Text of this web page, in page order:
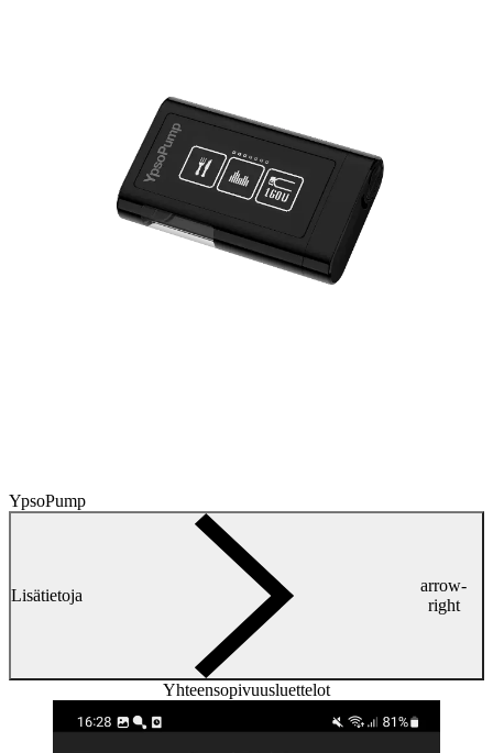
YpsoPump
Lisätietoja
arrow-
right
Yhteensopivuusluettelot